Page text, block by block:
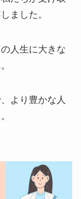
しました。
人生に大きな
より豊かな人